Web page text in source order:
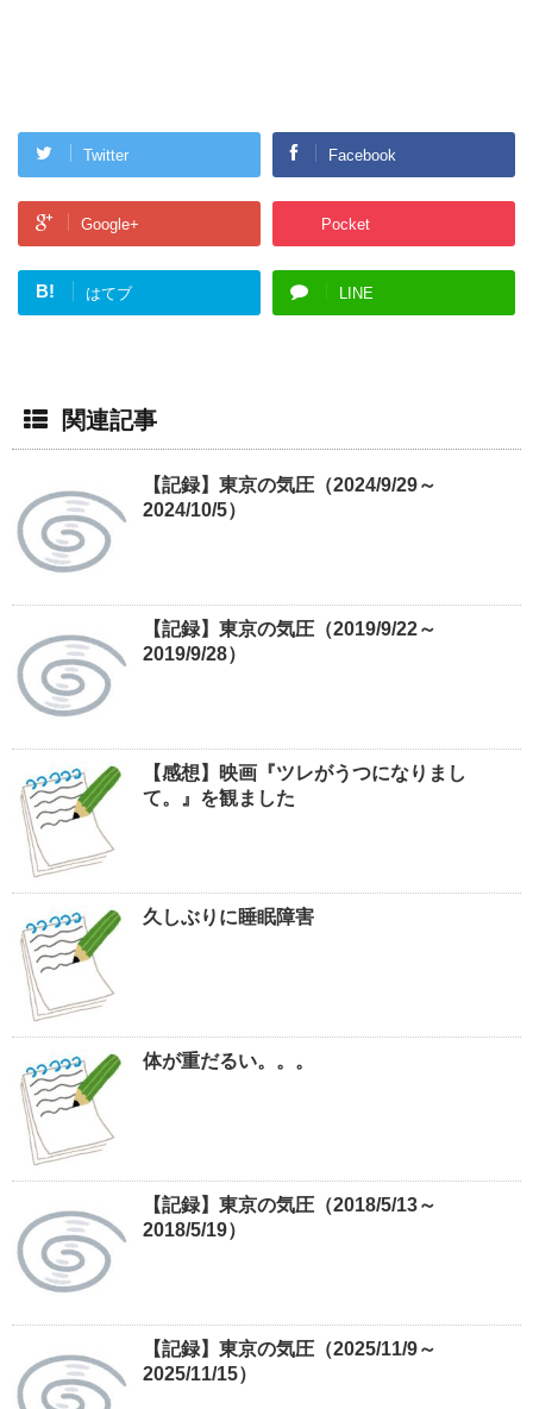
Twitter Facebook
Google+ Pocket
B! はてブ LINE
関連記事
【記録】東京の気圧（2024/9/29～
2024/10/5）
【記録】東京の気圧（2019/9/22～
2019/9/28）
【感想】映画『ツレがうつになりまし
て。』を観ました
久しぶりに睡眠障害
体が重だるい。。。
【記録】東京の気圧（2018/5/13～
2018/5/19）
【記録】東京の気圧（2025/11/9～
2025/11/15）